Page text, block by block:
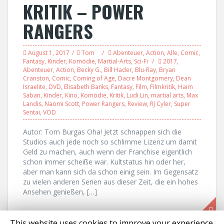
KRITIK – POWER
RANGERS
August 1, 2017 Tom Abenteuer, Action, Alle, Comic,
Fantasy, Kinder, Komödie, Martial-Arts, Sci-Fi 2017,
Abenteuer, Action, Becky G., Bill Hader, Blu-Ray, Bryan
Cranston, Comic, Coming of Age, Dacre Montgomery, Dean
Israelite, DVD, Elisabeth Banks, Fantasy, Film, Filmkritik, Haim
Saban, Kinder, Kino, Komödie, Kritik, Ludi Lin, martial arts, Max
Landis, Naomi Scott, Power Rangers, Review, RJ Cyler, Super
Sentai, VOD
Autor: Tom Burgas Oha! Jetzt schnappen sich die
Studios auch jede noch so schlimme Lizenz um damit
Geld zu machen, auch wenn der Franchise eigentlich
schon immer scheiße war. Kultstatus hin oder her,
aber man kann sich da schon einig sein. Im Gegensatz
zu vielen anderen Serien aus dieser Zeit, die ein hohes
Ansehen genießen, […]